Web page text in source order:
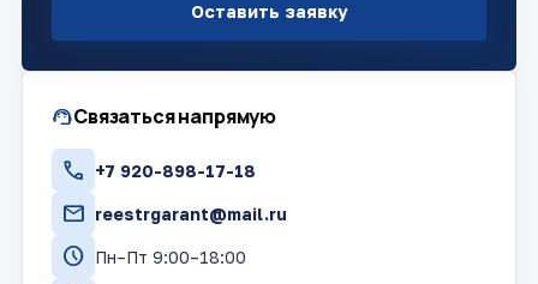
Оставить заявку
support_agentСвязаться напрямую
call +7 920-898-17-18
mail reestrgarant@mail.ru
schedule Пн–Пт 9:00–18:00